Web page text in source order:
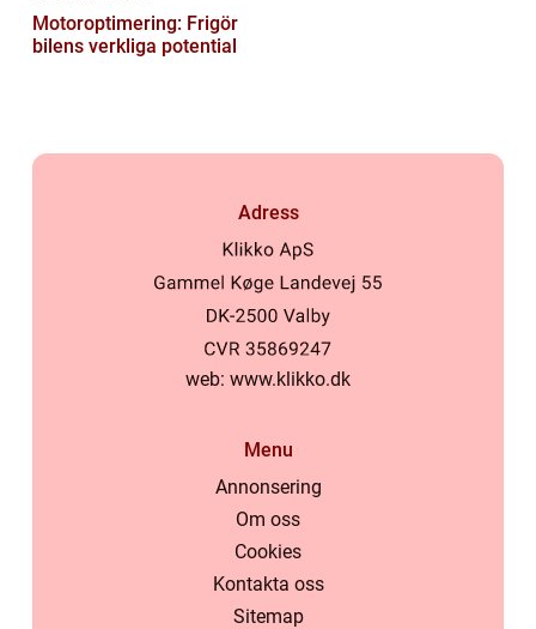
Motoroptimering: Frigör
bilens verkliga potential
Adress
web: www.klikko.dk
Menu
Annonsering
Om oss
Cookies
Kontakta oss
Sitemap